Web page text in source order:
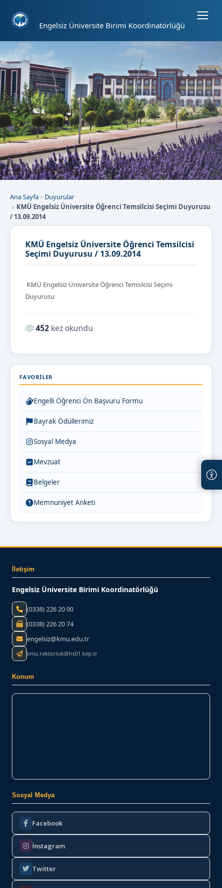
Engelsiz Üniversite Birimi Koordinatörlüğü
Ana Sayfa
Duyurular
KMÜ Engelsiz Üniversite Öğrenci Temsilcisi Seçimi Duyurusu
/ 13.09.2014
KMÜ Engelsiz Üniversite Öğrenci Temsilcisi
Seçimi Duyurusu / 13.09.2014
KMÜ Engelsiz Üniversite Öğrenci Temsilcisi Seçimi
Duyurusu
Okunma sayısı:
452 kez okundu
FAVORILER
Engelli Öğrenci Ön Başvuru Formu
Bayrak Ödüllerimiz
Sosyal Medya
Mevzuat
Belgeler
Memnuniyet Anketi
İletişim
Engelsiz Üniversite Birimi Koordinatörlüğü
(0338) 226 20 00
(0338) 226 20 74
engelsiz@kmu.edu.tr
kmu.rektorluk@hs01.kep.tr
Konum
Sosyal Medya
Facebook
İnstagram
Twitter